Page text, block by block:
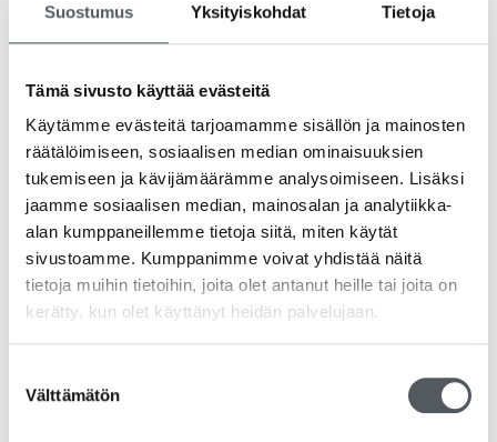
Suostumus Yksityiskohdat Tietoja
Tämä sivusto käyttää evästeitä
Käytämme evästeitä tarjoamamme sisällön ja mainosten
räätälöimiseen, sosiaalisen median ominaisuuksien
tukemiseen ja kävijämäärämme analysoimiseen. Lisäksi
jaamme sosiaalisen median, mainosalan ja analytiikka-
alan kumppaneillemme tietoja siitä, miten käytät
sivustoamme. Kumppanimme voivat yhdistää näitä
tietoja muihin tietoihin, joita olet antanut heille tai joita on
kerätty, kun olet käyttänyt heidän palvelujaan.
valinta
Välttämätön
Pehmopaperit
Pesuaineet
Ravintolatarvikkeet
RS-tuotteet
Siivousvälineet
Katrin